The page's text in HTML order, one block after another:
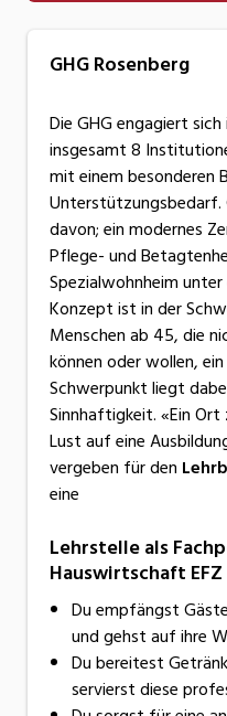
GHG Rosenberg
Die GHG engagiert
insgesamt 8
mit einem besonderen
Unterstützungsbedarf.
davon; ein modernes
Pflege- und
Spezialwohnheim
Konzept ist in der
Menschen ab 45, die
können oder wollen,
Schwerpunkt liegt
Sinnhaftigkeit. «Ein
Lust auf eine
vergeben für den
eine
Lehrstelle als
Hauswirtschaft EFZ
Du empfängst
und gehst auf ihre
Du bereitest
servierst diese